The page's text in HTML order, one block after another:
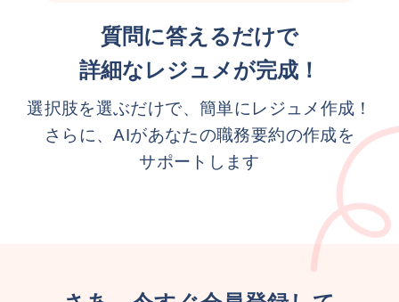
質問に答えるだけで
詳細なレジュメが完成！
選択肢を選ぶだけで、簡単にレジュメ作成！
さらに、AIがあなたの職務要約の作成を
サポートします